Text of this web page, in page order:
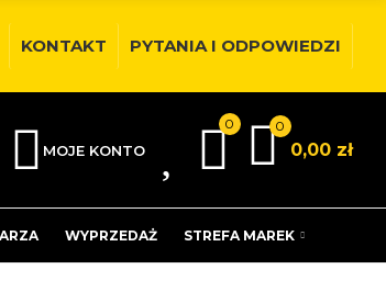
KONTAKT PYTANIA I ODPOWIEDZI
MOJE KONTO
0 0
0,00 zł
WYPRZEDAŻ STREFA MAREK